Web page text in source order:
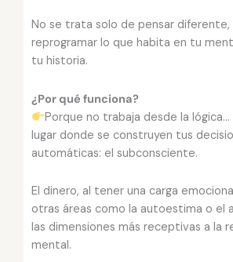
No se trata solo de pensar diferente,
reprogramar lo que habita en tu
tu historia.
¿Por qué funciona?
Porque no trabaja desde la
lugar donde se construyen tus
automáticas: el subconsciente.
El dinero, al tener una carga
otras áreas como la autoestima o el
las dimensiones más receptivas a la
mental.